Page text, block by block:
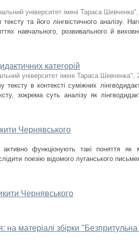
університет імені Тараса Шевченка",
та його лінгвістичного аналізу.
навчального, розвивального й
категорій
університет імені Тараса Шевченка",
тексту в контексті суміжних
зокрема суть аналізу як
Чернявського
активно функціонують такі поняття як
поезію відомого луганського
Чернявського
на матеріалі збірки "Безпритульна